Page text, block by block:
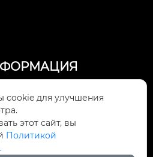
Гуандун, город
cookie для улучшения
этот сайт, вы
Политикой